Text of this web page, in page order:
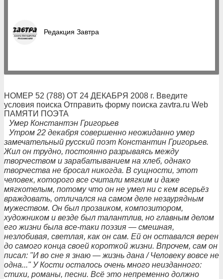
Редакция Завтра
НОМЕР 52 (788) ОТ 24 ДЕКАБРЯ 2008 г. Введите
условия поиска Отправить форму поиска zavtra.ru Web
ПАМЯТИ ПОЭТА
Умер Константэн Григорьев
Утром 22 декабря совершенно неожиданно умер
замечательный русский поэт Константин Григорьев.
Жил он трудно, постоянно разрываясь между
творчеством и зарабатыванием на хлеб, однако
творчества не бросал никогда. В сущности, этот
человек, которого все считали мягким и даже
мягкотелым, потому что он не умел ни с кем всерьёз
враждовать, отличался на самом деле незаурядным
мужеством. Он был прозаиком, композитором,
художником и везде был талантлив, но главным делом
его жизни была все-таки поэзия — смешная,
незлобивая, светлая, как он сам. Ей он оставался верен
до самого конца своей короткой жизни. Впрочем, сам он
писал: "И во сне я знаю — жизнь дана / Человеку вовсе не
одна..." У Кости осталось очень много неизданного:
стихи, романы, песни. Всё это непременно должно